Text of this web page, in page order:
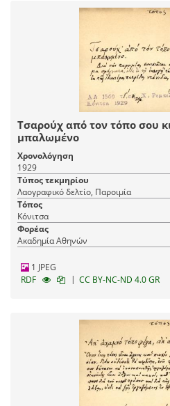
Τσαρούχ από τον τόπο σου
μπαλωμένο
Χρονολόγηση
1929
Τύπος τεκμηρίου
Λαογραφικό δελτίο, Παροιμία
Τόπος
Κόνιτσα
Φορέας
Ακαδημία Αθηνών
1 JPEG
RDF
| CC BY-NC-ND 4.0 GR